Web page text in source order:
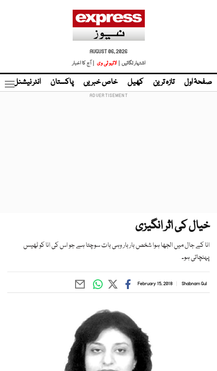
AUGUST 06, 2026
اشتہار لگائیں |
لائیو ٹی وی | آج کا اخبار
صفحۂ اول تازہ ترین کھیل خاص خبریں پاکستان انٹر نیشنل
خیال کی اثر انگیزی
انا کے جال میں الجھا ہوا شخص بار بار وہی بات سوچتا ہے جو اس کی انا کو ٹھیس
پہنچاتی ہو۔
Shabnam Gul
February 15, 2018